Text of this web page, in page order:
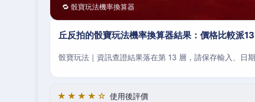
🔁 骰寶玩法機率換算器
丘反拍的骰寶玩法機率換算器結果：價格比較派13
骰寶玩法｜資訊查證結果落在第 13 層，請保存輸入、日
★★★★☆ 使用後評價